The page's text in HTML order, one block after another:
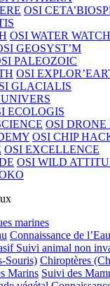
OSI
OSI WATER WATCH
GEOSYST’M
PALEOZOIC
OSI
GLACIALIS
ECOLOGIS
OSI DRONE
OSI CHIP
OSI EXCELLENCE
OSI WILD
marines
Connaissance de l’Eau
Suivi animal non
Souris) Chiroptères
Marins Suivi des